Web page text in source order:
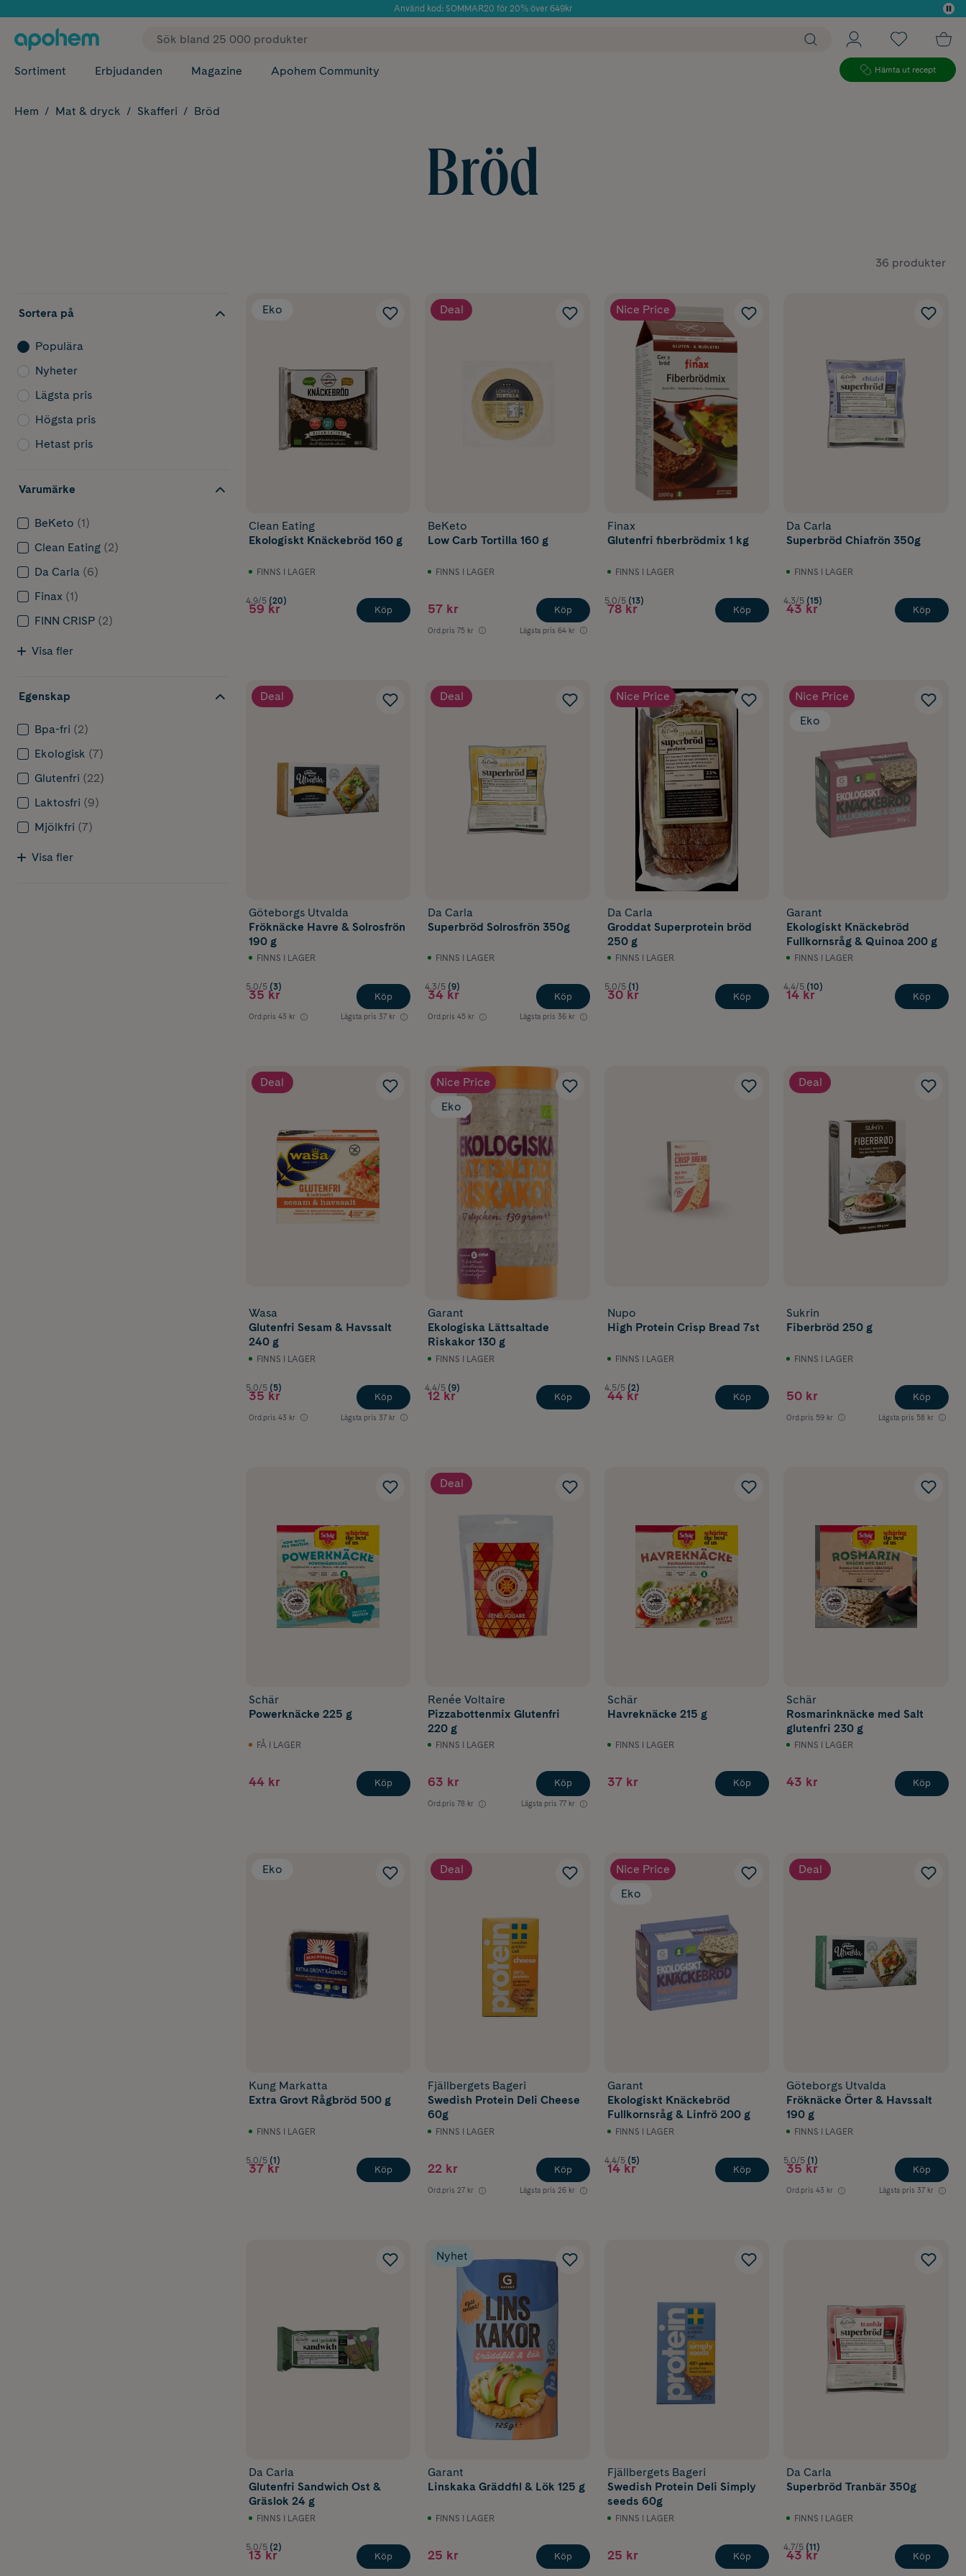
Använd kod: SOMMAR20 för 20% över 649kr
✓ Fri frakt
Sortiment Erbjudanden Magazine Apohem Community Hämta ut recept
Hem Mat & dryck Skafferi Bröd
Bröd
36 produkter
Sortera på
Populära
Nyheter
Lägsta pris
Högsta pris
Hetast pris
Varumärke
BeKeto (1)
Clean Eating (2)
Da Carla (6)
Finax (1)
FINN CRISP (2)
Visa fler
Egenskap
Bpa-fri (2)
Ekologisk (7)
Glutenfri (22)
Laktosfri (9)
Mjölkfri (7)
Visa fler
Eko
Clean Eating
Ekologiskt Knäckebröd 160 g
FINNS I LAGER
4.9/5 (20)
59 kr Köp
Deal
BeKeto
Low Carb Tortilla 160 g
FINNS I LAGER
57 kr
Ord.pris 75 kr Lägsta pris 64 kr
Köp
Nice Price
Finax
Glutenfri fiberbrödmix 1 kg
FINNS I LAGER
5.0/5 (13)
78 kr Köp
Da Carla
Superbröd Chiafrön 350g
FINNS I LAGER
4.3/5 (15)
43 kr Köp
Deal
Göteborgs Utvalda
Fröknäcke Havre & Solrosfrön
190 g
FINNS I LAGER
5.0/5 (3)
35 kr
Ord.pris 43 kr Lägsta pris 37 kr
Köp
Deal
Da Carla
Superbröd Solrosfrön 350g
FINNS I LAGER
4.3/5 (9)
34 kr
Ord.pris 45 kr Lägsta pris 36 kr
Köp
Nice Price
Da Carla
Groddat Superprotein bröd
250 g
FINNS I LAGER
5.0/5 (1)
30 kr Köp
Nice Price
Eko
Garant
Ekologiskt Knäckebröd
Fullkornsråg & Quinoa 200 g
FINNS I LAGER
4.4/5 (10)
14 kr Köp
Deal
Wasa
Glutenfri Sesam & Havssalt
240 g
FINNS I LAGER
5.0/5 (5)
35 kr
Ord.pris 43 kr Lägsta pris 37 kr
Köp
Nice Price
Eko
Garant
Ekologiska Lättsaltade
Riskakor 130 g
FINNS I LAGER
4.4/5 (9)
12 kr Köp
Nupo
High Protein Crisp Bread 7st
FINNS I LAGER
4.5/5 (2)
44 kr Köp
Deal
Sukrin
Fiberbröd 250 g
FINNS I LAGER
50 kr
Ord.pris 59 kr Lägsta pris 58 kr
Köp
Schär
Powerknäcke 225 g
FÅ I LAGER
44 kr Köp
Deal
Renée Voltaire
Pizzabottenmix Glutenfri
220 g
FINNS I LAGER
63 kr
Ord.pris 78 kr Lägsta pris 77 kr
Köp
Schär
Havreknäcke 215 g
FINNS I LAGER
37 kr Köp
Schär
Rosmarinknäcke med Salt
glutenfri 230 g
FINNS I LAGER
43 kr Köp
Eko
Kung Markatta
Extra Grovt Rågbröd 500 g
FINNS I LAGER
5.0/5 (1)
37 kr Köp
Deal
Fjällbergets Bageri
Swedish Protein Deli Cheese
60g
FINNS I LAGER
22 kr
Ord.pris 27 kr Lägsta pris 26 kr
Köp
Nice Price
Eko
Garant
Ekologiskt Knäckebröd
Fullkornsråg & Linfrö 200 g
FINNS I LAGER
4.4/5 (5)
14 kr Köp
Deal
Göteborgs Utvalda
Fröknäcke Örter & Havssalt
190 g
FINNS I LAGER
5.0/5 (1)
35 kr
Ord.pris 43 kr Lägsta pris 37 kr
Köp
Da Carla
Glutenfri Sandwich Ost &
Gräslok 24 g
FINNS I LAGER
5.0/5 (2)
13 kr Köp
Nyhet
Garant
Linskaka Gräddfil & Lök 125 g
FINNS I LAGER
25 kr Köp
Fjällbergets Bageri
Swedish Protein Deli Simply
seeds 60g
FINNS I LAGER
25 kr Köp
Da Carla
Superbröd Tranbär 350g
FINNS I LAGER
4.7/5 (11)
43 kr Köp